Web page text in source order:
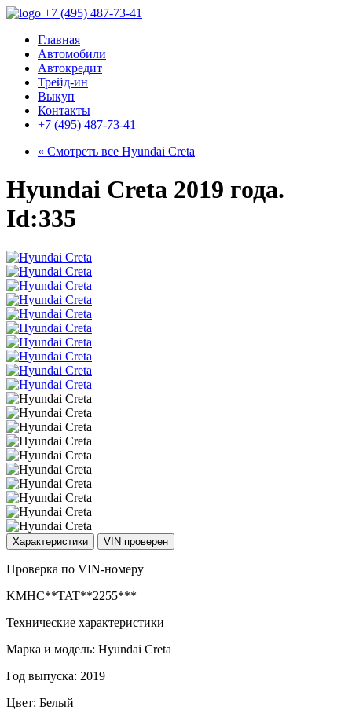
+7 (495) 487-73-41
Главная
Автомобили
Автокредит
Трейд-ин
Выкуп
Контакты
+7 (495) 487-73-41
« Смотреть все Hyundai Creta
Hyundai Creta 2019 года.
Id:335
Характеристики VIN проверен
Проверка по VIN-номеру
KMHC**TAT**2255***
Технические характеристики
Марка и модель: Hyundai Creta
Год выпуска: 2019
Цвет: Белый